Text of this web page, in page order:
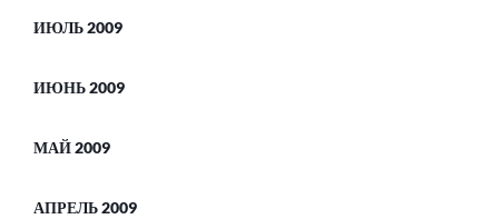
ИЮЛЬ 2009
ИЮНЬ 2009
МАЙ 2009
АПРЕЛЬ 2009